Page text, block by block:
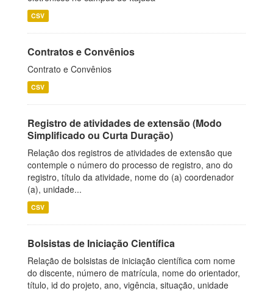
CSV
Contratos e Convênios
Contrato e Convênios
CSV
Registro de atividades de extensão (Modo
Simplificado ou Curta Duração)
Relação dos registros de atividades de extensão que
contemple o número do processo de registro, ano do
registro, título da atividade, nome do (a) coordenador
(a), unidade...
CSV
Bolsistas de Iniciação Científica
Relação de bolsistas de iniciação científica com nome
do discente, número de matrícula, nome do orientador,
título, id do projeto, ano, vigência, situação, unidade